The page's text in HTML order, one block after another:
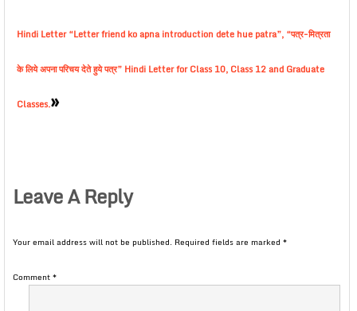
Hindi Letter “Letter friend ko apna introduction dete hue patra”, “पत्र-मित्रता
के लिये अपना परिचय देते हुये पत्र” Hindi Letter for Class 10, Class 12 and Graduate
Classes.»
Leave A Reply
Your email address will not be published. Required fields are marked *
Comment*